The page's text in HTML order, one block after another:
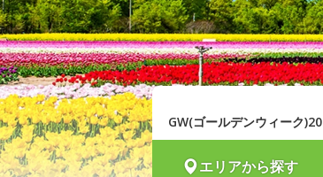
GW(ゴールデンウィーク
エリアから探す